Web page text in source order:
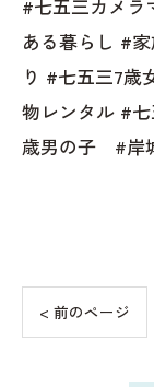
#七五三カメラ
ある暮らし #
り #七五三7歳
物レンタル #
歳男の子 #岸
< 前のページ